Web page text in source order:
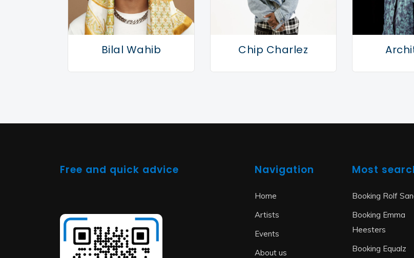
Bilal Wahib Chip Charlez
Free and quick advice Navigation
Home
Artists
Events
About us
Most
Booking Rolf
Booking Emma
Heesters
Booking Equalz